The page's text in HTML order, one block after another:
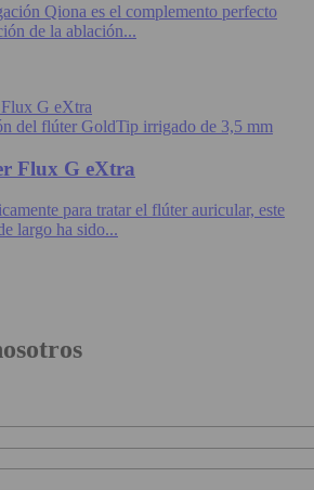
Qiona es el complemento perfecto
de la ablación...
del flúter GoldTip irrigado de 3,5 mm
Flux G eXtra
para tratar el flúter auricular, este
largo ha sido...